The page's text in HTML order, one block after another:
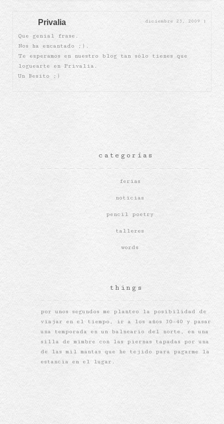
Privalia diciembre 23, 2009 |
Que genial frase.
Nos ha encantado ;).
Te esperamos en nuestro blog tan sólo tienes que
loguearte en Privalia.
Un Besito ;)
categorías
ferias
noticias
pencil poetry
talleres
words
things
por unos segundos me planteo la posibilidad de
viajar en el tiempo, ir a los años 30-40 y pasar
una temporada en un balneario del norte, en una
silla de mimbre con las piernas tapadas por una
de las mil mantas que he tejido para pagarme la
estancia en el lugar.